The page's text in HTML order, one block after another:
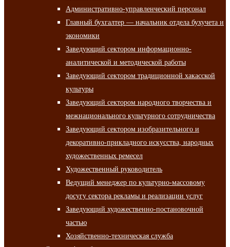
Административно-управленческий персонал
Главный бухгалтер — начальник отдела бухучета и
экономики
Заведующий сектором информационно-
аналитической и методической работы
Заведующий сектором традиционной хакасской
культуры
Заведующий сектором народного творчества и
межнационального культурного сотрудничества
Заведующий сектором изобразительного и
декоративно-прикладного искусства, народных
художественных ремесел
Художественный руководитель
Ведущий менеджер по культурно-массовому
досугу сектора рекламы и реализации услуг
Заведующий художественно-постановочной
частью
Хозяйственно-техническая служба